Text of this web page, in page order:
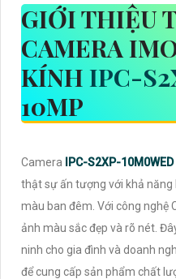
GIỚI THIỆU
CAMERA
KÍNH IPC-
10MP
Camera IPC-S2XP-10M0WED
thật sự ấn tượng với khả năng
màu ban đêm. Với công nghệ
ảnh màu sắc đẹp và rõ nét.
ninh cho gia đình và doanh
để cung cấp sản phẩm chất